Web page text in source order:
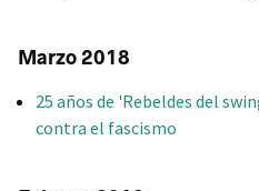
Marzo 2018
25 años de 'Rebeldes del
contra el fascismo